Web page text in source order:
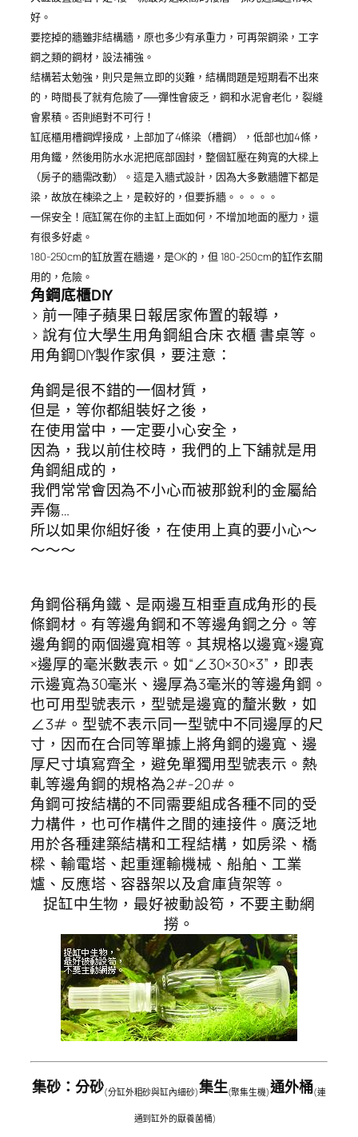
好。
要挖掉的牆雖非結構牆，原也多少有承重力，可再架鋼梁，工字
鋼之類的鋼材，設法補強。
結構若太勉強，則只是無立即的災難，結構問題是短期看不出來
的，時間長了就有危險了──彈性會疲乏，鋼和水泥會老化，裂縫
會累積。否則絕對不可行！
缸底櫃用槽鋼焊接成，上部加了4條梁（槽鋼），低部也加4條，
用角鐵，然後用防水水泥把底部固封，整個缸壓在夠寬的大樑上
（房子的牆需改動）。這是入牆式設計，因為大多數牆體下都是
梁，故放在棟梁之上，是較好的，但要拆牆。。。。。
一保安全！底缸駕在你的主缸上面如何，不增加地面的壓力，還
有很多好處。
180-250cm的缸放置在牆邊，是OK的，但 180-250cm的缸作玄關
用的，危險。
角鋼底櫃DIY
> 前一陣子蘋果日報居家佈置的報導，
> 說有位大學生用角鋼組合床 衣櫃 書桌等。
用角鋼DIY製作家俱，要注意：
角鋼是很不錯的一個材質，
但是，等你都組裝好之後，
在使用當中，一定要小心安全，
因為，我以前住校時，我們的上下舖就是用
角鋼組成的，
我們常常會因為不小心而被那銳利的金屬給
弄傷…
所以如果你組好後，在使用上真的要小心～
～～～
角鋼俗稱角鐵、是兩邊互相垂直成角形的長
條鋼材。有等邊角鋼和不等邊角鋼之分。等
邊角鋼的兩個邊寬相等。其規格以邊寬×邊寬
×邊厚的毫米數表示。如“∠30×30×3”，即表
示邊寬為30毫米、邊厚為3毫米的等邊角鋼。
也可用型號表示，型號是邊寬的釐米數，如
∠3#。型號不表示同一型號中不同邊厚的尺
寸，因而在合同等單據上將角鋼的邊寬、邊
厚尺寸填寫齊全，避免單獨用型號表示。熱
軋等邊角鋼的規格為2#-20#。
角鋼可按結構的不同需要組成各種不同的受
力構件，也可作構件之間的連接件。廣泛地
用於各種建築結構和工程結構，如房梁、橋
樑、輸電塔、起重運輸機械、船舶、工業
爐、反應塔、容器架以及倉庫貨架等。
捉缸中生物，最好被動設笱，不要主動網
撈。
集砂：分砂(分缸外粗砂與缸內細砂)集生(聚集生機)通外桶(連
通到缸外的厭養菌桶)